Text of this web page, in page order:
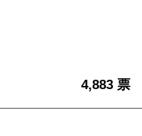
4,883 票